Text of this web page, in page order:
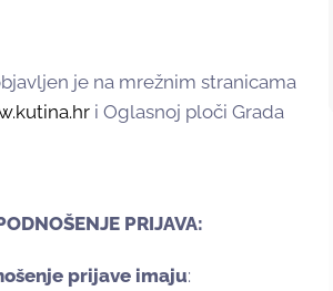
je na mrežnim stranicama
i Oglasnoj ploči Grada
PRIJAVA:
prijave imaju: